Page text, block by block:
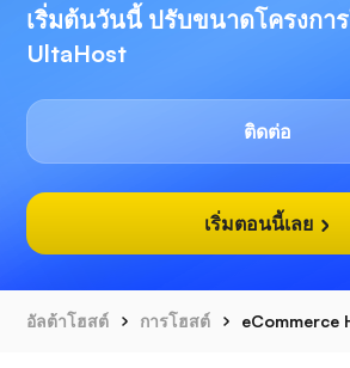
เริ่มต้นวันนี้ ปรับขนาดโครงกา
UltaHost
ติดต่อ
เริ่มตอนนี้เลย
อัลต้าโฮสต์ การโฮสต์ eCommerce